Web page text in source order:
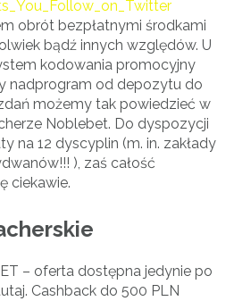
obrót bezpłatnymi środkami
bądź innych względów. U
kodowania promocyjny
nadprogram od depozytu do
możemy tak powiedzieć w
Noblebet. Do dyspozycji
na 12 dyscyplin (m. in. zakłady
), zaś całość
ciekawie.
– oferta dostępna jedynie po
Cashback do 500 PLN